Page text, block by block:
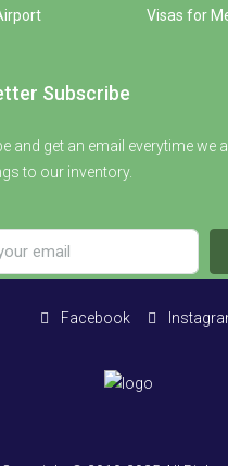
Visas for
Subscribe
and get an email everytime we
to our inventory.
Facebook